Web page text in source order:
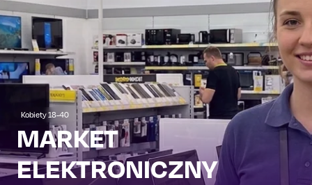
Kobiety 18-40
MARKET
ELEKTRONICZNY